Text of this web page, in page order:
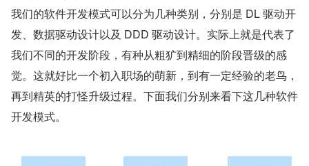
我们的软件开发模式可以分为几种类别，分别是 DL 驱动开
发、数据驱动设计以及 DDD 驱动设计。实际上就是代表了
我们不同的开发阶段，有种从粗犷到精细的阶段晋级的感
觉。这就好比一个初入职场的萌新，到有一定经验的老鸟，
再到精英的打怪升级过程。下面我们分别来看下这几种软件
开发模式。